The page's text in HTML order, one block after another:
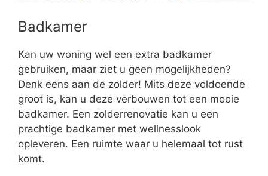
Badkamer
Kan uw woning wel een extra badkamer
gebruiken, maar ziet u geen mogelijkheden?
Denk eens aan de zolder! Mits deze voldoende
groot is, kan u deze verbouwen tot een mooie
badkamer. Een zolderrenovatie kan u een
prachtige badkamer met wellnesslook
opleveren. Een ruimte waar u helemaal tot rust
komt.